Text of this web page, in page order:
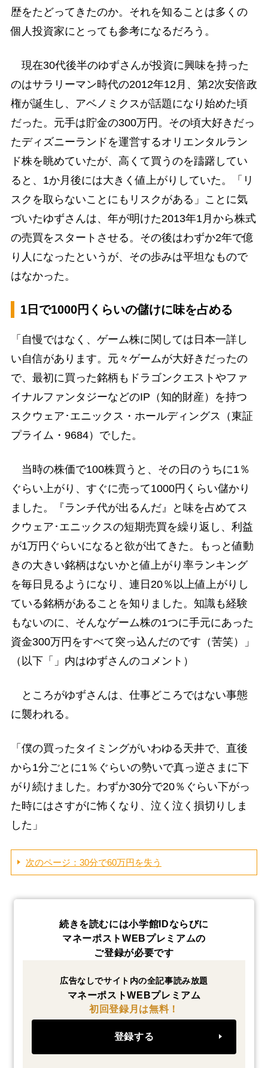
歴をたどってきたのか。それを知ることは多くの
個人投資家にとっても参考になるだろう。
現在30代後半のゆずさんが投資に興味を持った
のはサラリーマン時代の2012年12月、第2次安倍政
権が誕生し、アベノミクスが話題になり始めた頃
だった。元手は貯金の300万円。その頃大好きだっ
たディズニーランドを運営するオリエンタルラン
ド株を眺めていたが、高くて買うのを躊躇してい
ると、1か月後には大きく値上がりしていた。「リ
スクを取らないことにもリスクがある」ことに気
づいたゆずさんは、年が明けた2013年1月から株式
の売買をスタートさせる。その後はわずか2年で億
り人になったというが、その歩みは平坦なもので
はなかった。
1日で1000円くらいの儲けに味を占める
「自慢ではなく、ゲーム株に関しては日本一詳し
い自信があります。元々ゲームが大好きだったの
で、最初に買った銘柄もドラゴンクエストやファ
イナルファンタジーなどのIP（知的財産）を持つ
スクウェア･エニックス・ホールディングス（東証
プライム・9684）でした。
当時の株価で100株買うと、その日のうちに1％
ぐらい上がり、すぐに売って1000円くらい儲かり
ました。『ランチ代が出るんだ』と味を占めてス
クウェア･エニックスの短期売買を繰り返し、利益
が1万円ぐらいになると欲が出てきた。もっと値動
きの大きい銘柄はないかと値上がり率ランキング
を毎日見るようになり、連日20％以上値上がりし
ている銘柄があることを知りました。知識も経験
もないのに、そんなゲーム株の1つに手元にあった
資金300万円をすべて突っ込んだのです（苦笑）」
（以下「」内はゆずさんのコメント）
ところがゆずさんは、仕事どころではない事態
に襲われる。
「僕の買ったタイミングがいわゆる天井で、直後
から1分ごとに1％ぐらいの勢いで真っ逆さまに下
がり続けました。わずか30分で20％ぐらい下がっ
た時にはさすがに怖くなり、泣く泣く損切りしま
した」
次のページ：30分で60万円を失う
続きを読むには小学館IDならびに
マネーポストWEBプレミアムの
ご登録が必要です
広告なしでサイト内の全記事読み放題
マネーポストWEBプレミアム
初回登録月は無料！
登録する